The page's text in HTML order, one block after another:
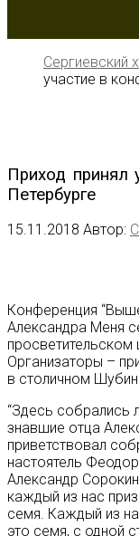
Сергиевский
участие в
Приход принял
Петербурге
15.11.2018 Автор:
Конференция
Александра Меня
Организаторы –
в столичном
“Здесь собрались
знавшие отца
приветствовал
настоятель
Александр
каждый из нас
семя. Каждый из
это семя, с одной